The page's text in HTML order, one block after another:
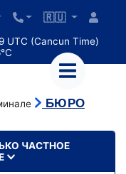
🇷🇺
UTC (Cancun Time)
БЮРО
ЧАСТНОЕ